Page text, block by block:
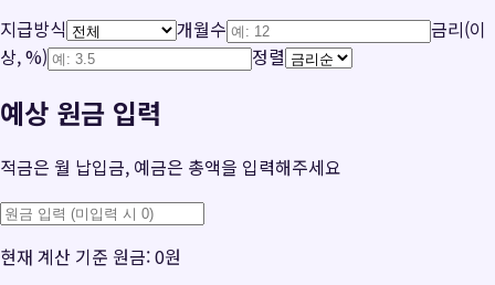
지급방식 개월수
금리(이
상, %)
정렬
예상 원금 입력
적금은 월 납입금, 예금은 총액을 입력해주세요
현재 계산 기준 원금:0원